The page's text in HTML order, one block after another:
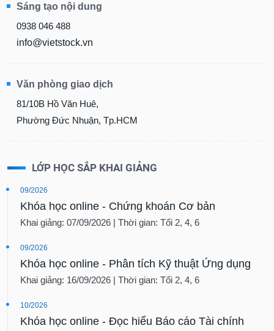
Sáng tạo nội dung
0938 046 488
info@vietstock.vn
Văn phòng giao dịch
81/10B Hồ Văn Huê,
Phường Đức Nhuận, Tp.HCM
LỚP HỌC SẮP KHAI GIẢNG
09/2026
Khóa học online - Chứng khoán Cơ bản
Khai giảng: 07/09/2026 | Thời gian: Tối 2, 4, 6
09/2026
Khóa học online - Phân tích Kỹ thuật Ứng dụng
Khai giảng: 16/09/2026 | Thời gian: Tối 2, 4, 6
10/2026
Khóa học online - Đọc hiểu Báo cáo Tài chính